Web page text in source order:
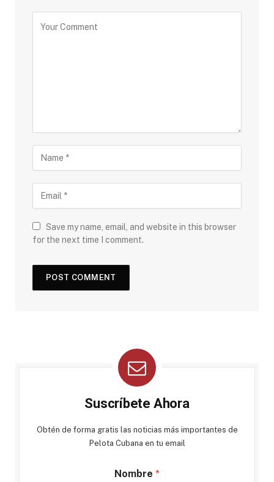
Save my name, email, and website in this browser
for the next time I comment.
Suscríbete Ahora
Obtén de forma gratis las noticias más importantes de
Pelota Cubana en tu email
Nombre *